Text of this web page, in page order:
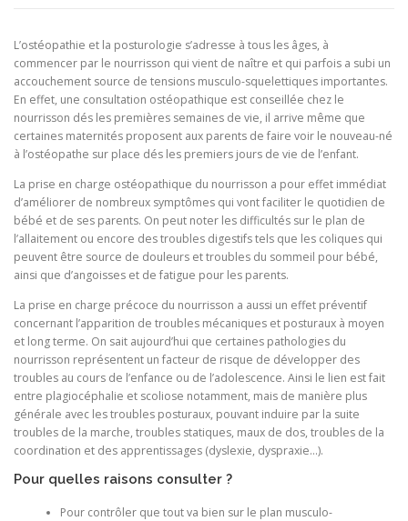
L’ostéopathie et la posturologie s’adresse à tous les âges, à
commencer par le nourrisson qui vient de naître et qui parfois a subi un
accouchement source de tensions musculo-squelettiques importantes.
En effet, une consultation ostéopathique est conseillée chez le
nourrisson dés les premières semaines de vie, il arrive même que
certaines maternités proposent aux parents de faire voir le nouveau-né
à l’ostéopathe sur place dés les premiers jours de vie de l’enfant.
La prise en charge ostéopathique du nourrisson a pour effet immédiat
d’améliorer de nombreux symptômes qui vont faciliter le quotidien de
bébé et de ses parents. On peut noter les difficultés sur le plan de
l’allaitement ou encore des troubles digestifs tels que les coliques qui
peuvent être source de douleurs et troubles du sommeil pour bébé,
ainsi que d’angoisses et de fatigue pour les parents.
La prise en charge précoce du nourrisson a aussi un effet préventif
concernant l’apparition de troubles mécaniques et posturaux à moyen
et long terme. On sait aujourd’hui que certaines pathologies du
nourrisson représentent un facteur de risque de développer des
troubles au cours de l’enfance ou de l’adolescence. Ainsi le lien est fait
entre plagiocéphalie et scoliose notamment, mais de manière plus
générale avec les troubles posturaux, pouvant induire par la suite
troubles de la marche, troubles statiques, maux de dos, troubles de la
coordination et des apprentissages (dyslexie, dyspraxie…).
Pour quelles raisons consulter ?
Pour contrôler que tout va bien sur le plan musculo-